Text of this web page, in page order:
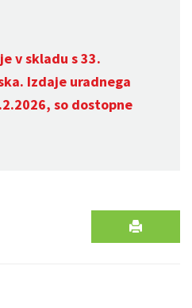
v skladu s 33.
Izdaje uradnega
so dostopne